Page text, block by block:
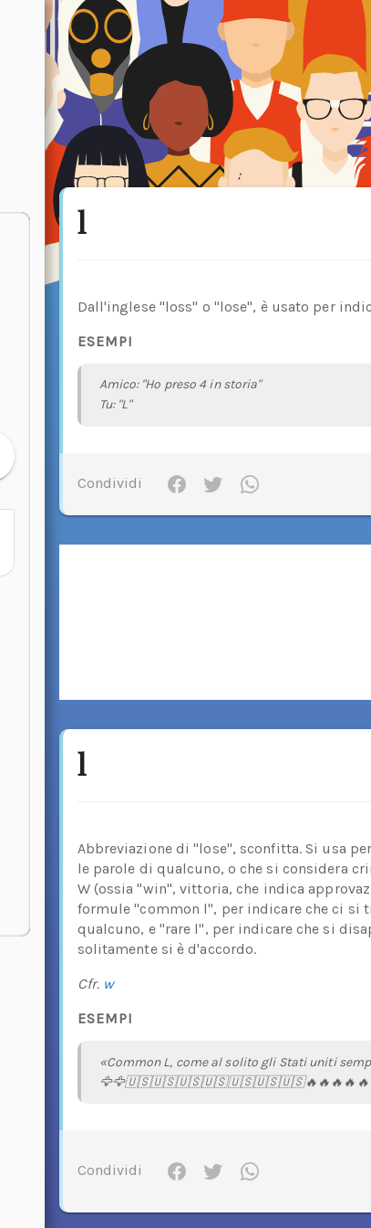
l
Dall'inglese "loss" o "lose", è usato per
ESEMPI
Amico: "Ho preso 4 in storia"
Tu: "L"
Condividi
l
Abbreviazione di "lose", sconfitta. Si usa
le parole di qualcuno, o che si considera
W (ossia "win", vittoria, che indica
formule "common l", per indicare che ci si
qualcuno, e "rare l", per indicare che si
solitamente si è d'accordo.
Cfr. w
ESEMPI
«Common L, come al solito gli Stati uniti
Condividi